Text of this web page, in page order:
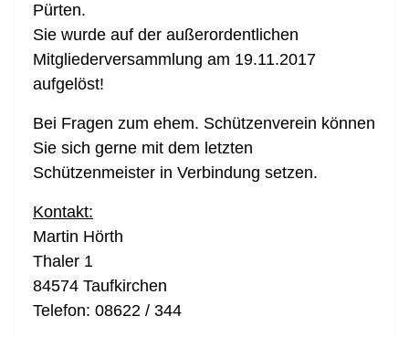
Pürten.
Sie wurde auf der außerordentlichen
Mitgliederversammlung am 19.11.2017
aufgelöst!
Bei Fragen zum ehem. Schützenverein können
Sie sich gerne mit dem letzten
Schützenmeister in Verbindung setzen.
Kontakt:
Martin Hörth
Thaler 1
84574 Taufkirchen
Telefon: 08622 / 344